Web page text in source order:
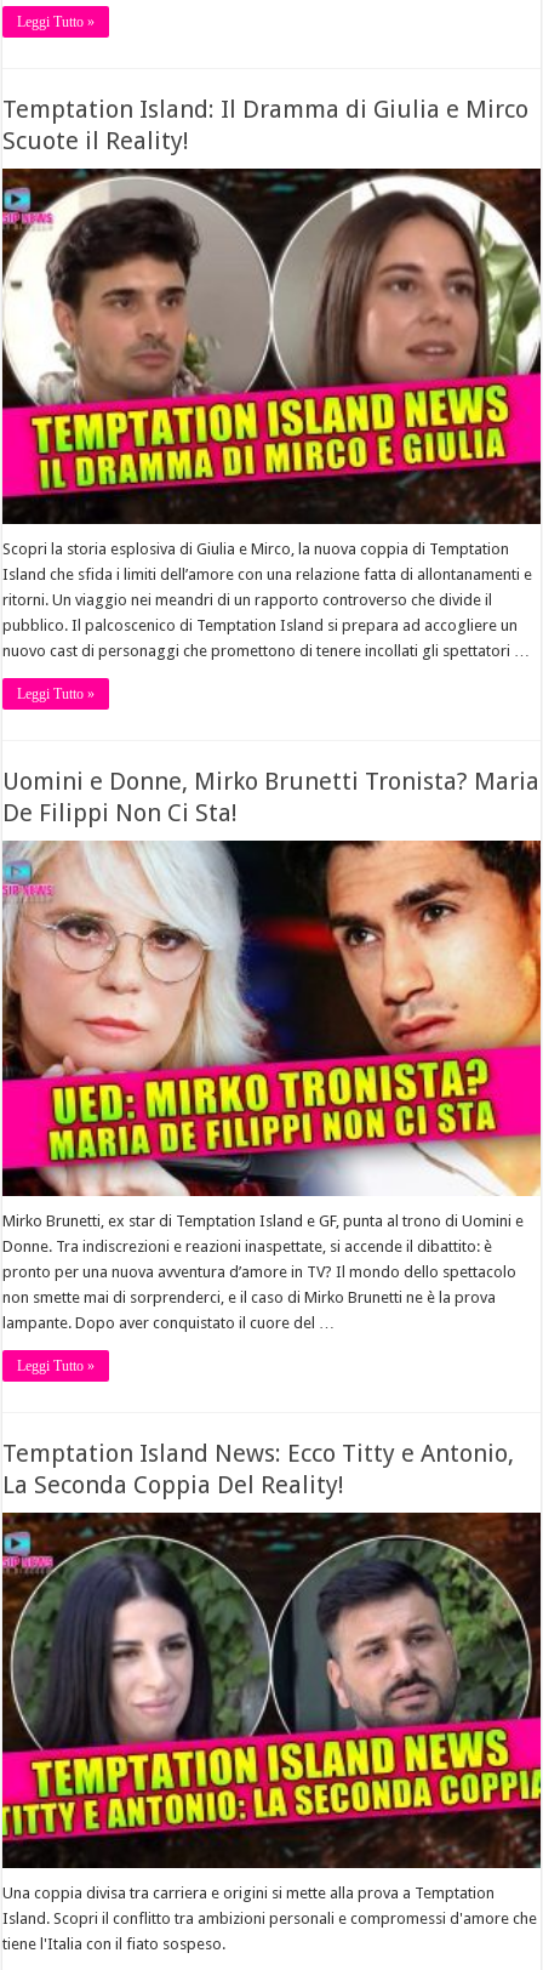
Leggi Tutto »
Temptation Island: Il Dramma di Giulia e Mirco
Scuote il Reality!
Scopri la storia esplosiva di Giulia e Mirco, la nuova coppia di Temptation
Island che sfida i limiti dell’amore con una relazione fatta di allontanamenti e
ritorni. Un viaggio nei meandri di un rapporto controverso che divide il
pubblico. Il palcoscenico di Temptation Island si prepara ad accogliere un
nuovo cast di personaggi che promettono di tenere incollati gli spettatori …
Leggi Tutto »
Uomini e Donne, Mirko Brunetti Tronista? Maria
De Filippi Non Ci Sta!
Mirko Brunetti, ex star di Temptation Island e GF, punta al trono di Uomini e
Donne. Tra indiscrezioni e reazioni inaspettate, si accende il dibattito: è
pronto per una nuova avventura d’amore in TV? Il mondo dello spettacolo
non smette mai di sorprenderci, e il caso di Mirko Brunetti ne è la prova
lampante. Dopo aver conquistato il cuore del …
Leggi Tutto »
Temptation Island News: Ecco Titty e Antonio,
La Seconda Coppia Del Reality!
Una coppia divisa tra carriera e origini si mette alla prova a Temptation
Island. Scopri il conflitto tra ambizioni personali e compromessi d'amore che
tiene l'Italia con il fiato sospeso.